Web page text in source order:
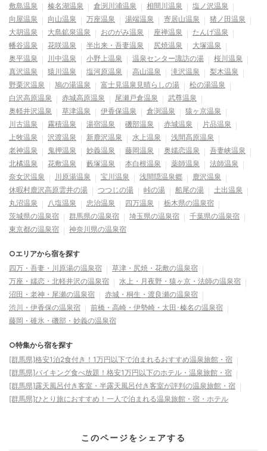
敷島温泉
榛名湖温泉 倉渕川浦温泉 相間川温泉
塩ノ沢温泉
向屋温泉
向山温泉 万座温泉 湯端温泉 寄居山温泉
猪ノ田温泉
大胡温泉
大島鉱泉温泉 おのがみ温泉 座禅温泉
たんげ温泉
幡谷温泉
花咲温泉 半出来・吾妻温泉 尻焼温泉
大塚温泉
奥平温泉
川中温泉 小野上温泉 温泉センター諏訪の湯
桜川温泉
真沢温泉
猿川温泉 塩河原温泉 高山温泉 滝沢温泉
梨木温泉
野栗沢温泉
鳩の湯温泉 富士見温泉見晴らしの湯
松の湯温泉
白沢高原温泉
赤城高原温泉 尾瀬戸倉温泉
武尊温泉
奥軽井沢温泉
草津温泉 伊香保温泉 倉渕温泉
猿ヶ京温泉
川古温泉
霧積温泉 湯宿温泉 磯部温泉 赤城温泉
片品温泉
上牧温泉
沢渡温泉 新鹿沢温泉 水上温泉
浅間高原温泉
老神温泉
鬼押温泉 妙義温泉 藤岡温泉 奥嬬恋温泉
吾妻峡温泉
北橘温泉
花敷温泉 藪塚温泉 本白根温泉 薬師温泉
法師温泉
奈女沢温泉
川原湯温泉 宝川温泉 浅間隠温泉郷
鹿沢温泉
休暇村鹿沢高原雲井の湯
つつじの湯 峠の湯 船尾の湯
土出温泉
丸沼温泉
八塩温泉 忠治温泉 四万温泉
栃木県の温泉宿
茨城県の温泉宿
群馬県の温泉宿 埼玉県の温泉宿
千葉県の温泉宿
東京都の温泉宿
神奈川県の温泉宿
○エリアから宿を探す
四万・吾妻・川原湯の温泉宿
草津・尻焼・花敷の温泉宿
万座・嬬恋・北軽井沢の温泉宿
水上・月夜野・猿ヶ京・法師の温泉宿
沼田・老神・尾瀬の温泉宿
赤城・桐生・渡良瀬の温泉宿
渋川・伊香保の温泉宿
前橋・高崎・伊勢崎・太田･榛名の温泉宿
藤岡・碓氷・磯部・妙義の温泉宿
○特集から宿を探す
[群馬県]格安1泊2食付き！1万円以下で泊まれるおすすめ温泉旅館・宿
[群馬県]バイキング食べ放題！格安1万円以下のホテル・温泉旅館・宿
[群馬県]露天風呂付き客室・半露天風呂付き客室が評判の温泉旅館・宿
[群馬県]ひとり旅におすすめ！一人で泊まれる温泉旅館・宿・ホテル
このページをシェアする